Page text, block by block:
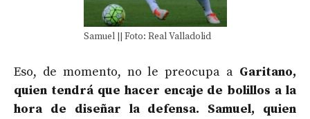
Samuel || Foto: Real Valladolid
Eso, de momento, no le preocupa a Garitano,
quien tendrá que hacer encaje de bolillos a la
hora de diseñar la defensa. Samuel, quien